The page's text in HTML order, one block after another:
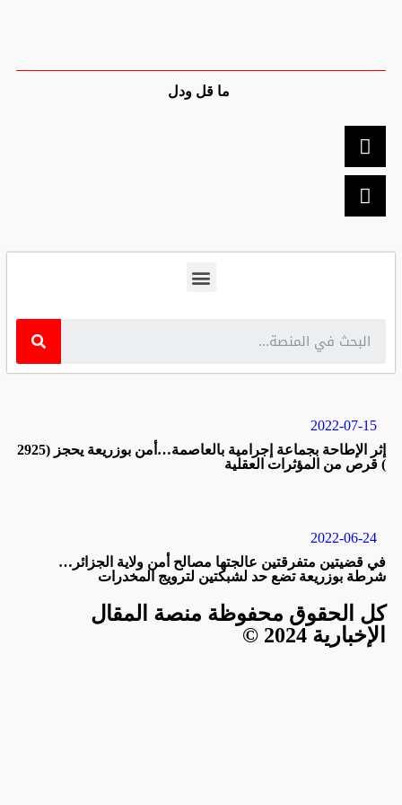
ما قل ودل
2022-07-15
إثر الإطاحة بجماعة إجرامية بالعاصمة…أمن بوزريعة يحجز (2925
قرص من المؤثرات العقلية
2022-06-24
قضيتين متفرقتين عالجتها مصالح أمن ولاية الجزائر…
بوزريعة تضع حد لشبكتين لترويج المخدرات
الحقوق محفوظة منصة المقال
2024 ©